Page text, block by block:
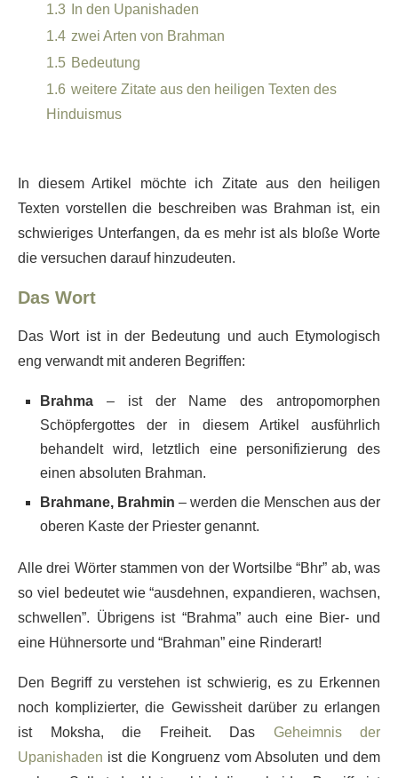
1.3
In den Upanishaden
1.4 zwei Arten von Brahman
1.5 Bedeutung
1.6 weitere Zitate aus den heiligen Texten des
Hinduismus
In diesem Artikel möchte ich Zitate aus den heiligen
Texten vorstellen die beschreiben was Brahman ist, ein
schwieriges Unterfangen, da es mehr ist als bloße Worte
die versuchen darauf hinzudeuten.
Das Wort
Das Wort ist in der Bedeutung und auch Etymologisch
eng verwandt mit anderen Begriffen:
Brahma – ist der Name des antropomorphen
Schöpfergottes der in diesem Artikel ausführlich
behandelt wird, letztlich eine personifizierung des
einen absoluten Brahman.
Brahmane, Brahmin – werden die Menschen aus der
oberen Kaste der Priester genannt.
Alle drei Wörter stammen von der Wortsilbe “Bhr” ab, was
so viel bedeutet wie “ausdehnen, expandieren, wachsen,
schwellen”. Übrigens ist “Brahma” auch eine Bier- und
eine Hühnersorte und “Brahman” eine Rinderart!
Den Begriff zu verstehen ist schwierig, es zu Erkennen
noch komplizierter, die Gewissheit darüber zu erlangen
ist Moksha, die Freiheit. Das Geheimnis der
Upanishaden ist die Kongruenz vom Absoluten und dem